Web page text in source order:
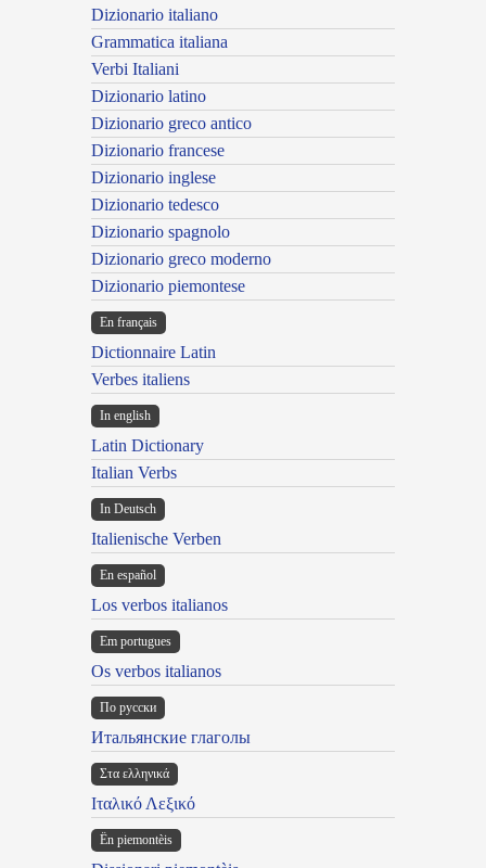
Dizionario italiano
Grammatica italiana
Verbi Italiani
Dizionario latino
Dizionario greco antico
Dizionario francese
Dizionario inglese
Dizionario tedesco
Dizionario spagnolo
Dizionario greco moderno
Dizionario piemontese
En français
Dictionnaire Latin
Verbes italiens
In english
Latin Dictionary
Italian Verbs
In Deutsch
Italienische Verben
En español
Los verbos italianos
Em portugues
Os verbos italianos
По русски
Итальянские глаголы
Στα ελληνικά
Ιταλικό Λεξικό
Ën piemontèis